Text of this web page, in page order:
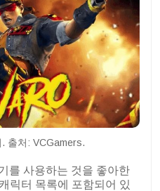
출처: VCGamers.
를 사용하는 것을 좋아한
릭터 목록에 포함되어 있